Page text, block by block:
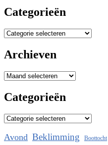
Categorieën
Categorieën
Archieven
Archieven
Categorieën
Categorieën
Avond Beklimming Boottocht